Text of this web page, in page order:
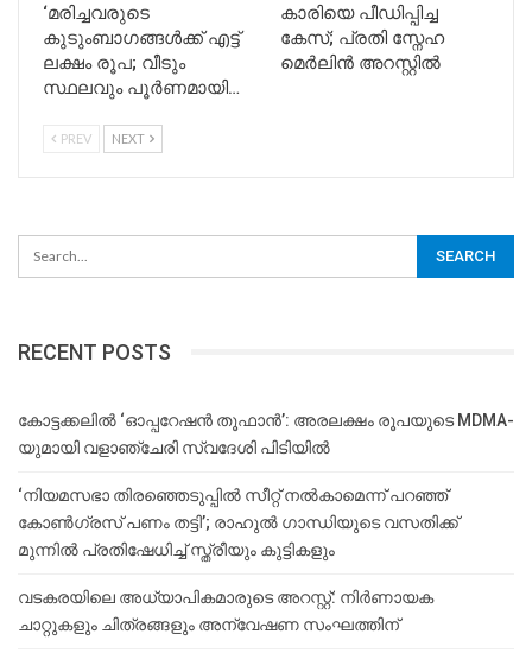
‘മരിച്ചവരുടെ
കുടുംബാഗങ്ങൾക്ക് എട്ട്
ലക്ഷം രൂപ; വീടും
സ്ഥലവും പൂർണമായി…
കാരിയെ പീഡിപ്പിച്ച
കേസ്; പ്രതി സ്നേഹ
മെർലിൻ അറസ്റ്റിൽ
PREV NEXT
RECENT POSTS
കോട്ടക്കലിൽ ‘ഓപ്പറേഷൻ തൂഫാൻ’: അരലക്ഷം രൂപയുടെ MDMA-
യുമായി വളാഞ്ചേരി സ്വദേശി പിടിയിൽ
‘നിയമസഭാ തിരഞ്ഞെടുപ്പിൽ സീറ്റ് നൽകാമെന്ന് പറഞ്ഞ്
കോൺഗ്രസ് പണം തട്ടി’; രാഹുൽ ഗാന്ധിയുടെ വസതിക്ക്
മുന്നിൽ പ്രതിഷേധിച്ച് സ്ത്രീയും കുട്ടികളും
വടകരയിലെ അധ്യാപികമാരുടെ അറസ്റ്റ്: നിർണായക
ചാറ്റുകളും ചിത്രങ്ങളും അന്വേഷണ സംഘത്തിന്